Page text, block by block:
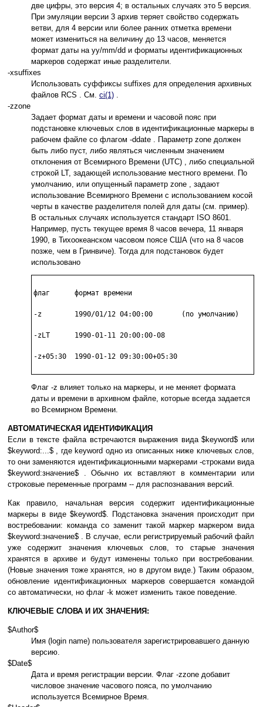
две цифры, это версия 4; в остальных случаях это 5 версия.
При эмуляции версии 3 архив теряет свойство содержать
ветви, для 4 версии или более ранних отметка времени
может измениться на величину до 13 часов, меняется
формат даты на yy/mm/dd и форматы идентификационных
маркеров содержат иные разделители.
-xsuffixes
Использовать суффиксы suffixes для определения архивных
файлов RCS . См. ci(1) .
-zzone
Задает формат даты и времени и часовой пояс при
подстановке ключевых слов в идентификационные маркеры в
рабочем файле со флагом -ddate . Параметр zone должен
быть либо пуст, либо являться численным значением
отклонения от Всемирного Времени (UTC) , либо специальной
строкой LT, задающей использование местного времени. По
умолчанию, или опущенный параметр zone , задают
использование Всемирного Времени с использованием косой
черты в качестве разделителя полей для даты (см. пример).
В остальных случаях используется стандарт ISO 8601.
Например, пусть текущее время 8 часов вечера, 11 января
1990, в Тихоокеанском часовом поясе США (что на 8 часов
позже, чем в Гринвиче). Тогда для подстановок будет
использовано
флаг      формат времени
-z        1990/01/12 04:00:00       (по умолчанию)
-zLT      1990-01-11 20:00:00-08
-z+05:30  1990-01-12 09:30:00+05:30
Флаг -z влияет только на маркеры, и не меняет формата
даты и времени в архивном файле, которые всегда задается
во Всемирном Времени.
АВТОМАТИЧЕСКАЯ ИДЕНТИФИКАЦИЯ
Если в тексте файла встречаются выражения вида $keyword$ или
$keyword:...$ , где keyword одно из описанных ниже ключевых слов,
то они заменяются идентификационными маркерами -строками вида
$keyword:значение$ . Обычно их вставляют в комментарии или
строковые переменные программ -- для распознавания версий.
Как правило, начальная версия содержит идентификационные
маркеры в виде $keyword$. Подстановка значения происходит при
востребовании: команда co заменит такой маркер маркером вида
$keyword:значение$ . В случае, если регистрируемый рабочий файл
уже содержит значения ключевых слов, то старые значения
хранятся в архиве и будут изменены только при востребовании.
(Новые значения тоже хранятся, но в другом виде.) Таким образом,
обновление идентификационных маркеров совершается командой
co автоматически, но флаг -k может изменить такое поведение.
КЛЮЧЕВЫЕ СЛОВА И ИХ ЗНАЧЕНИЯ:
$Author$
Имя (login name) пользователя зарегистрировавшего данную
версию.
$Date$
Дата и время регистрации версии. Флаг -zzone добавит
числовое значение часового пояса, по умолчанию
используется Всемирное Время.